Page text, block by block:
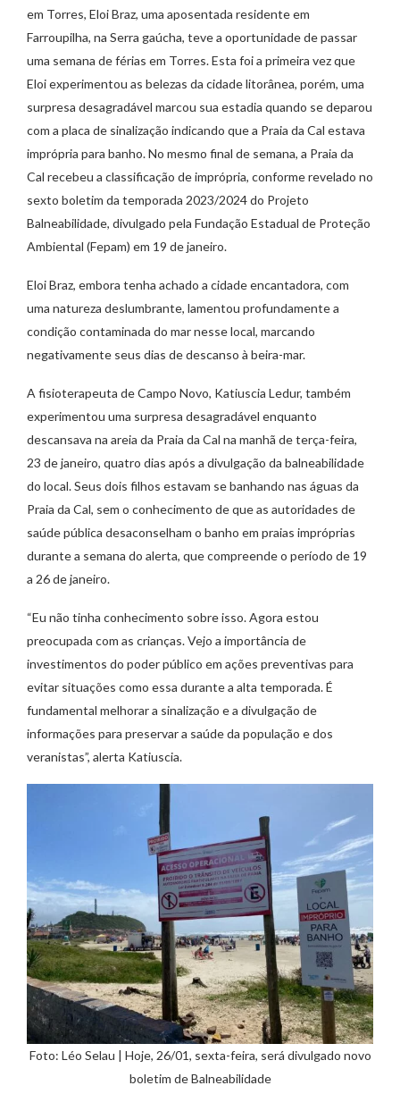
em Torres, Eloi Braz, uma aposentada residente em
Farroupilha, na Serra gaúcha, teve a oportunidade de passar
uma semana de férias em Torres. Esta foi a primeira vez que
Eloi experimentou as belezas da cidade litorânea, porém, uma
surpresa desagradável marcou sua estadia quando se deparou
com a placa de sinalização indicando que a Praia da Cal estava
imprópria para banho. No mesmo final de semana, a Praia da
Cal recebeu a classificação de imprópria, conforme revelado no
sexto boletim da temporada 2023/2024 do Projeto
Balneabilidade, divulgado pela Fundação Estadual de Proteção
Ambiental (Fepam) em 19 de janeiro.
Eloi Braz, embora tenha achado a cidade encantadora, com
uma natureza deslumbrante, lamentou profundamente a
condição contaminada do mar nesse local, marcando
negativamente seus dias de descanso à beira-mar.
A fisioterapeuta de Campo Novo, Katiuscia Ledur, também
experimentou uma surpresa desagradável enquanto
descansava na areia da Praia da Cal na manhã de terça-feira,
23 de janeiro, quatro dias após a divulgação da balneabilidade
do local. Seus dois filhos estavam se banhando nas águas da
Praia da Cal, sem o conhecimento de que as autoridades de
saúde pública desaconselham o banho em praias impróprias
durante a semana do alerta, que compreende o período de 19
a 26 de janeiro.
“Eu não tinha conhecimento sobre isso. Agora estou
preocupada com as crianças. Vejo a importância de
investimentos do poder público em ações preventivas para
evitar situações como essa durante a alta temporada. É
fundamental melhorar a sinalização e a divulgação de
informações para preservar a saúde da população e dos
veranistas”, alerta Katiuscia.
Foto: Léo Selau | Hoje, 26/01, sexta-feira, será divulgado novo
boletim de Balneabilidade